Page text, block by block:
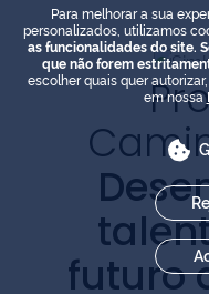
futuro
Para melhorar a sua
personalizados, utilizamos
as funcionalidades do site.
que não forem
escolher quais quer
em nossa